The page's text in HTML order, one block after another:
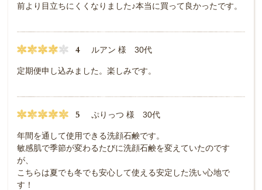
前より目立ちにくくなりました♪本当に買って良かったです。
4 ルアン 様 30代
定期便申し込みました。楽しみです。
5 ぷりっつ 様 30代
年間を通して使用できる洗顔石鹸です。
敏感肌で季節が変わるたびに洗顔石鹸を変えていたのです
が、
こちらは夏でも冬でも安心して使える安定した洗い心地で
す！